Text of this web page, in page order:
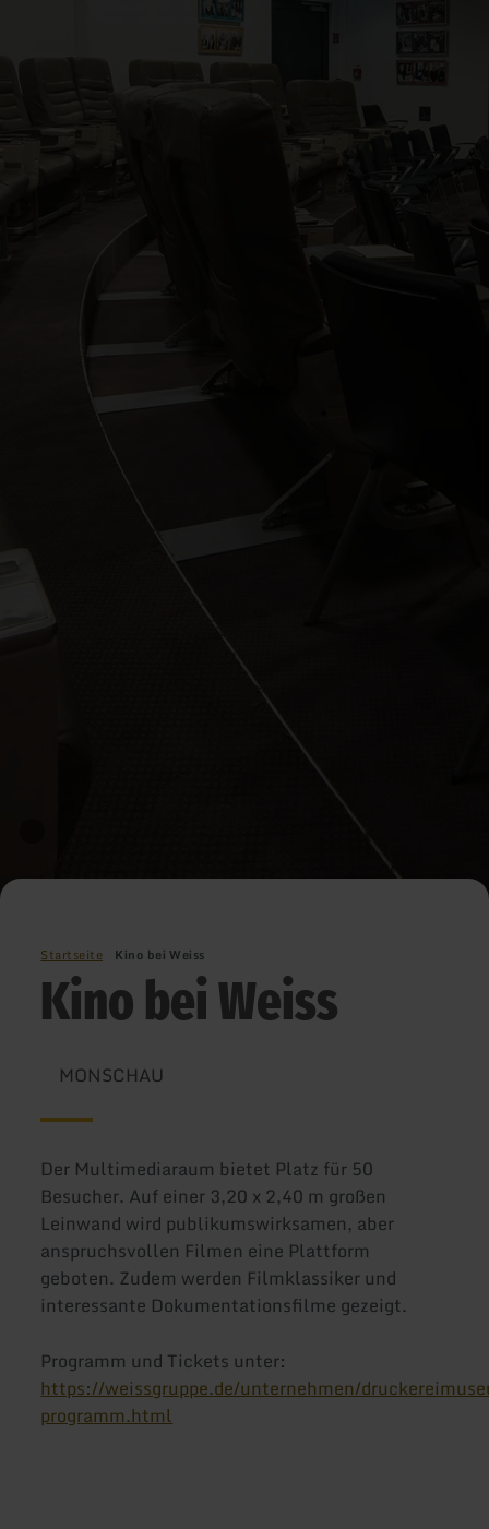
Startseite Kino bei Weiss
Kino bei Weiss
MONSCHAU
Der Multimediaraum bietet Platz für 50
Besucher. Auf einer 3,20 x 2,40 m großen
Leinwand wird publikumswirksamen, aber
anspruchsvollen Filmen eine Plattform
geboten. Zudem werden Filmklassiker und
interessante Dokumentationsfilme gezeigt.
Programm und Tickets unter:
https://weissgruppe.de/unternehmen/
programm.html